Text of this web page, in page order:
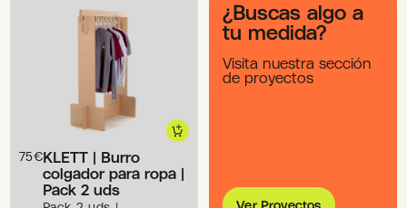
KLETT | Burro
colgador para ropa |
Pack 2 uds
75€
¿Buscas algo a
tu medida?
Visita nuestra sección
de proyectos
Ver Proyectos